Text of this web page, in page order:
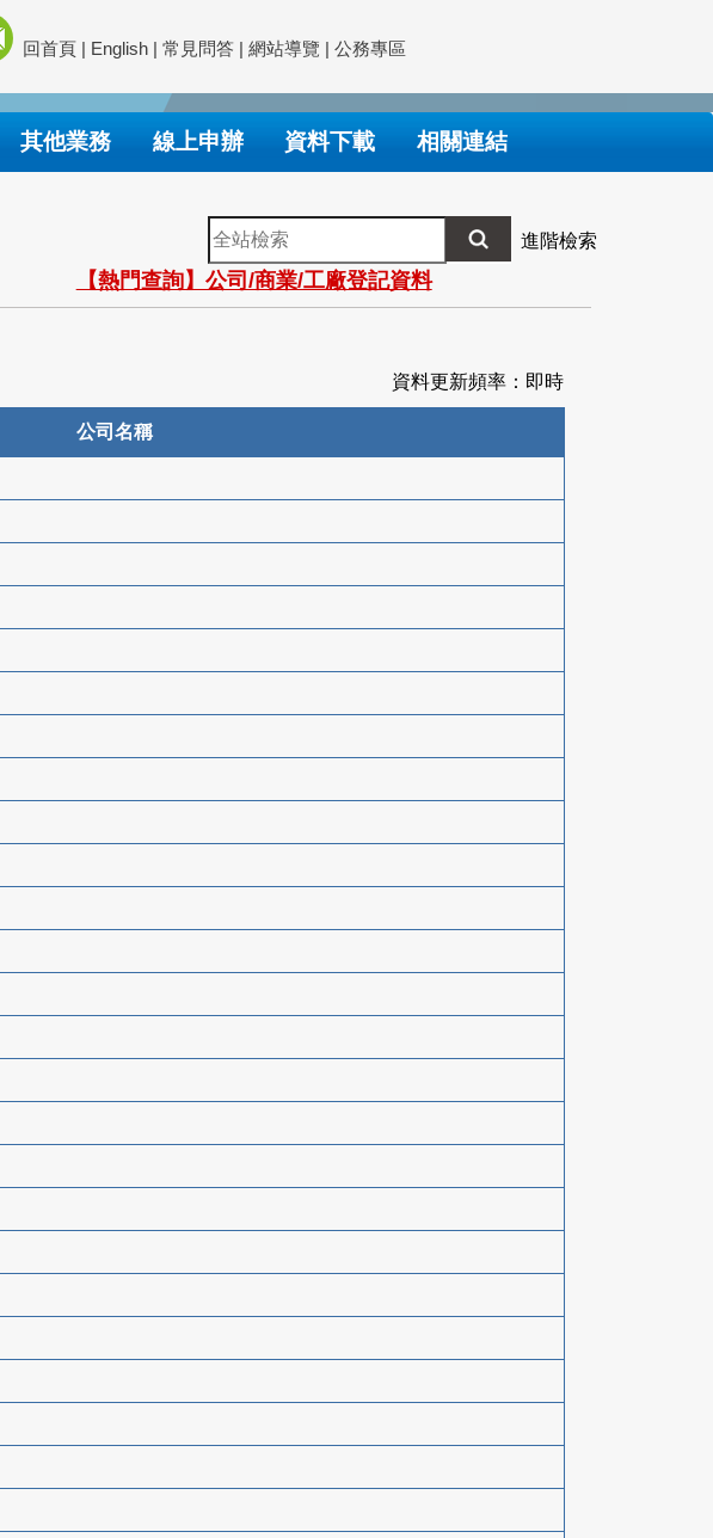
回首頁 | English | 常見問答 | 網站導覽 | 公務專區
其他業務 線上申辦 資料下載 相關連結
全
站
檢
索
進階檢索
【熱門查詢】公司/商業/工廠登記資料
資料更新頻率：即時
公司名稱